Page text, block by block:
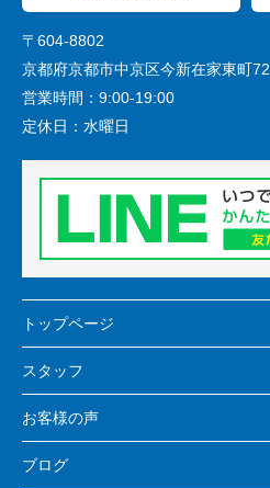
〒604-8802
京都府京都市中京区今新在家東町72
営業時間： 9:00-19:00
定休日： 水曜日
トップページ
スタッフ
お客様の声
ブログ